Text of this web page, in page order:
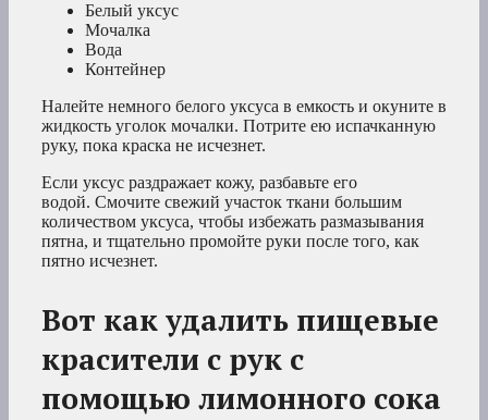
Белый уксус
Мочалка
Вода
Контейнер
Налейте немного белого уксуса в емкость и окуните в
жидкость уголок мочалки. Потрите ею испачканную
руку, пока краска не исчезнет.
Если уксус раздражает кожу, разбавьте его
водой. Смочите свежий участок ткани большим
количеством уксуса, чтобы избежать размазывания
пятна, и тщательно промойте руки после того, как
пятно исчезнет.
Вот как удалить пищевые
красители с рук с
помощью лимонного сока